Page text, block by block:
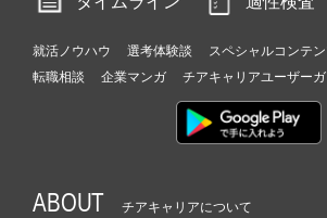
就活ノウハウ 選考体験談 スペシャルコンテ
転職相談
企業マンガ チアキャリアユーザー
ABOUT チアキャリアについて